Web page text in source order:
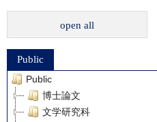
open all
Public
Public
博士論文
文学研究科